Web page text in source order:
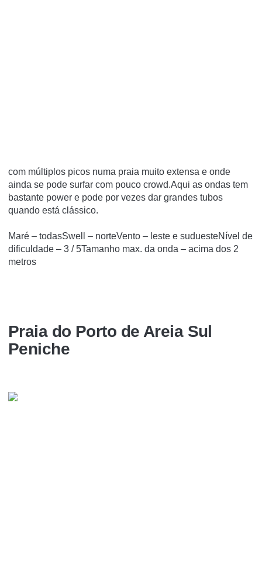
com múltiplos picos numa praia muito extensa e onde
ainda se pode surfar com pouco crowd.Aqui as ondas tem
bastante power e pode por vezes dar grandes tubos
quando está clássico.
Maré – todasSwell – norteVento – leste e suduesteNível de
dificuldade – 3 / 5Tamanho max. da onda – acima dos 2
metros
Praia do Porto de Areia Sul
Peniche